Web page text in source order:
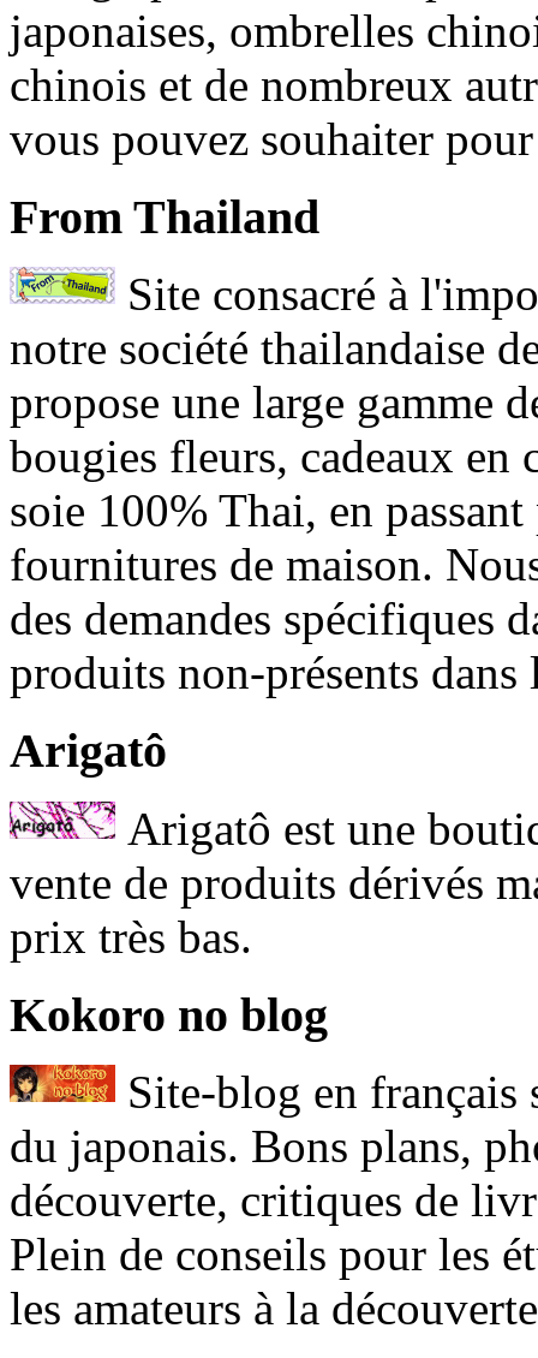
japonaises, ombrelles
chinois et de nombreux
vous pouvez souhaiter
From Thailand
Site consacré à
notre société thailandaise
propose une large gamme
bougies fleurs, cadeaux en
soie 100% Thai, en
fournitures de maison.
des demandes spécifiques
produits non-présents dans
Arigatô
Arigatô est une
vente de produits dérivés
prix très bas.
Kokoro no blog
Site-blog en français
du japonais. Bons plans,
découverte, critiques de
Plein de conseils pour les
les amateurs à la